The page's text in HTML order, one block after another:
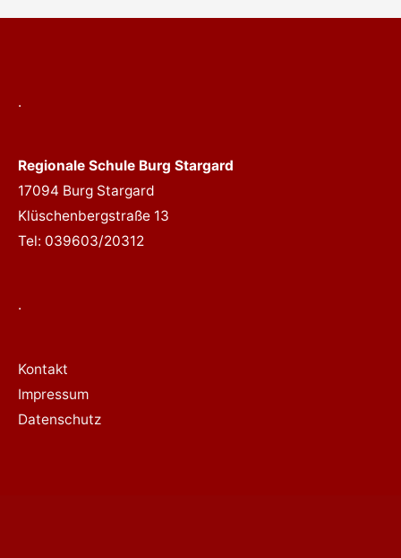
.
Regionale Schule Burg Stargard
17094 Burg Stargard
Klüschenbergstraße 13
Tel: 039603/20312
.
Kontakt
Impressum
Datenschutz